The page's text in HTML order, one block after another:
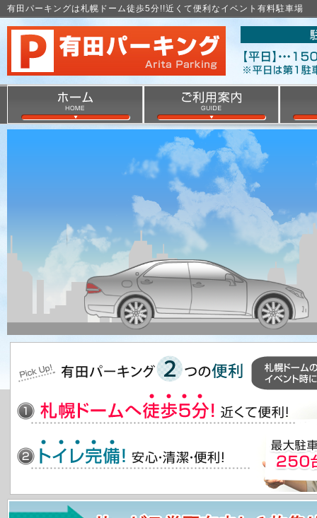
有田パーキングは札幌ドーム徒歩5分!!近くて便利なイベント有料駐車場